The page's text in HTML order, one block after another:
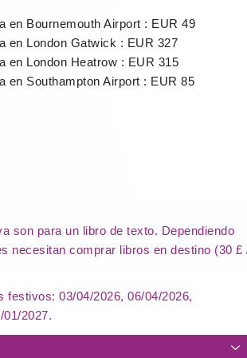
en Bournemouth Airport : EUR 49
en London Gatwick : EUR 327
en London Heatrow : EUR 315
en Southampton Airport : EUR 85
son para un libro de texto. Dependiendo
necesitan comprar libros en destino (30 £
festivos: 03/04/2026, 06/04/2026,
01/2027.